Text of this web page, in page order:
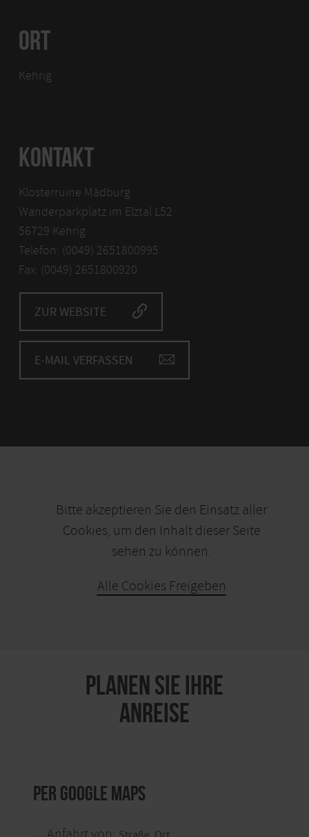
ORT
Kehrig
KONTAKT
Klosterruine Mädburg
Wanderparkplatz im Elztal L52
56729 Kehrig
Telefon: (0049) 2651800995
Fax: (0049) 2651800920
ZUR WEBSITE
E-MAIL VERFASSEN
Bitte akzeptieren Sie den Einsatz aller
Cookies, um den Inhalt dieser Seite
sehen zu können.
Alle Cookies Freigeben
PLANEN SIE IHRE
ANREISE
per Google Maps
Anfahrt von: